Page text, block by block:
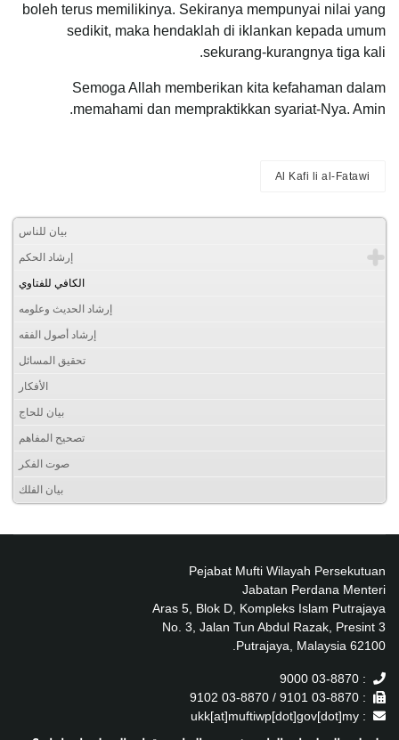
boleh terus memilikinya. Sekiranya mempunyai nilai yang
sedikit, maka hendaklah di iklankan kepada umum
sekurang-kurangnya tiga kali.
Semoga Allah memberikan kita kefahaman dalam
memahami dan mempraktikkan syariat-Nya. Amin.
Al Kafi li al-Fatawi
بيان للناس
إرشاد الحكم
الكافي للفتاوي
إرشاد الحديث وعلومه
إرشاد أصول الفقه
تحقيق المسائل
الأفكار
بيان للحاج
تصحيح المفاهم
صوت الفكر
بيان الفلك
Pejabat Mufti Wilayah Persekutuan
Jabatan Perdana Menteri
Aras 5, Blok D, Kompleks Islam Putrajaya
No. 3, Jalan Tun Abdul Razak, Presint 3
62100 Putrajaya, Malaysia.
: 03-8870 9000
: 03-8870 9101 / 03-8870 9102
: ukk[at]muftiwp[dot]gov[dot]my